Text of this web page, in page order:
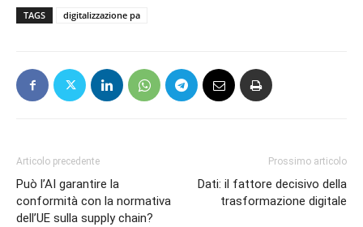
TAGS digitalizzazione pa
Articolo precedente
Può l’AI garantire la
conformità con la normativa
dell’UE sulla supply chain?
Prossimo articolo
Dati: il fattore decisivo della
trasformazione digitale